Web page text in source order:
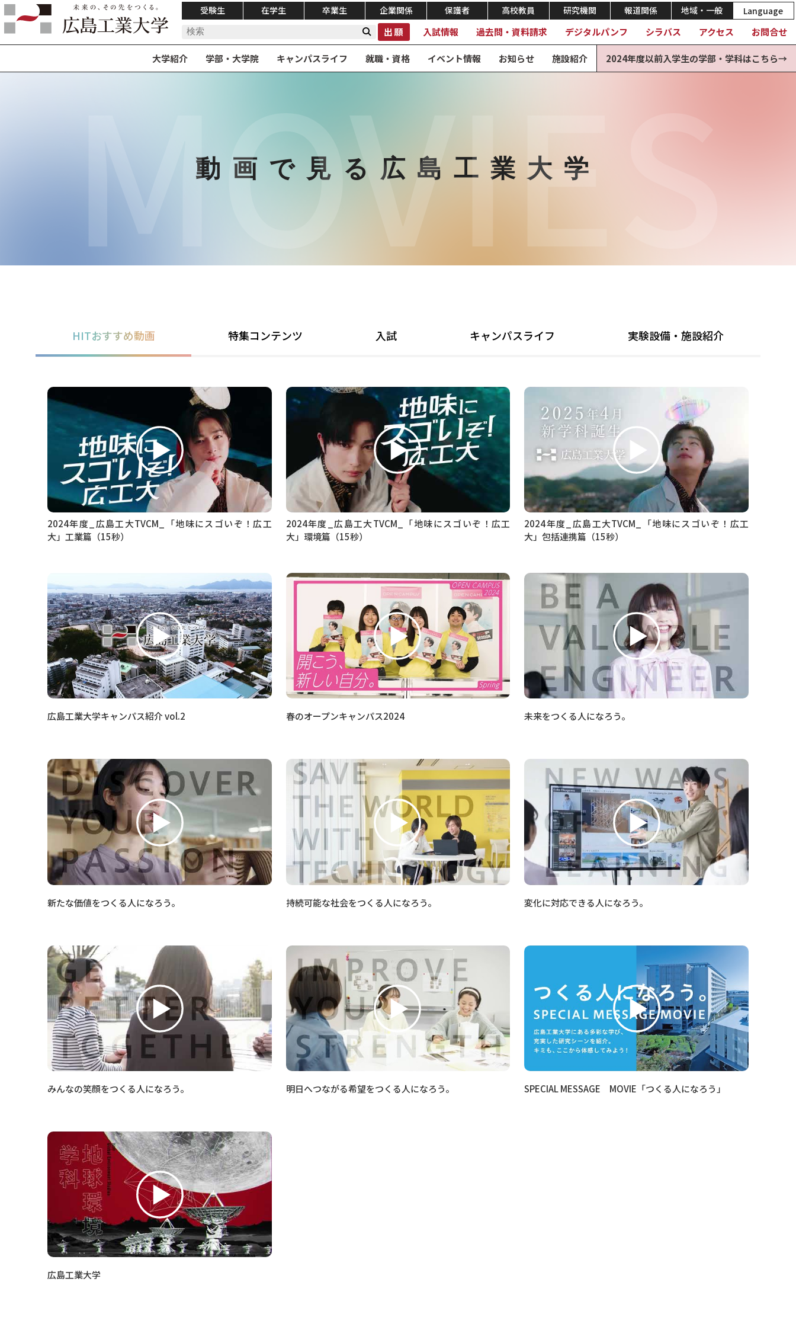
受験生 在学生 卒業生 企業関係 保護者 高校教員 研究機関 報道関係 地域・一般 Language
出願 入試情報 過去問・資料請求 デジタルパンフ シラバス アクセス お問合せ
大学紹介 学部・大学院 キャンパスライフ 就職・資格 イベント情報 お知らせ 施設紹介 2024年度以前入学生の学部・学科はこちら→
MOVIES
動画で見る 広島工業大学
HITおすすめ動画 特集コンテンツ 入試 キャンパスライフ 実験設備・施設紹介
2024年度_広島工大TVCM_「地味にスゴいぞ！広工
大」工業篇（15秒）
2024年度_広島工大TVCM_「地味にスゴいぞ！広工
大」環境篇（15秒）
2024年度_広島工大TVCM_「地味にスゴいぞ！広工
大」包括連携篇（15秒）
広島工業大学キャンパス紹介 vol.2 春のオープンキャンパス2024 未来をつくる人になろう。
新たな価値をつくる人になろう。 持続可能な社会をつくる人になろう。 変化に対応できる人になろう。
みんなの笑顔をつくる人になろう。 明日へつながる希望をつくる人になろう。 SPECIAL MESSAGE MOVIE「つくる人になろう」
広島工業大学